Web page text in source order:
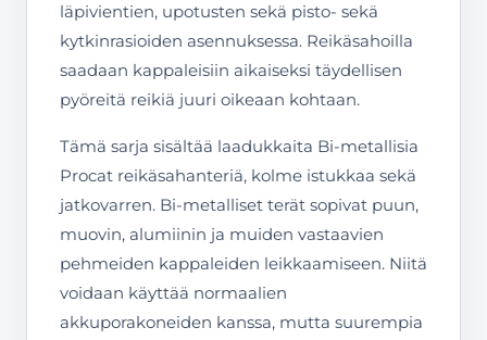
läpivientien, upotusten sekä pisto- sekä
kytkinrasioiden asennuksessa. Reikäsahoilla
saadaan kappaleisiin aikaiseksi täydellisen
pyöreitä reikiä juuri oikeaan kohtaan.
Tämä sarja sisältää laadukkaita Bi-metallisia
Procat reikäsahanteriä, kolme istukkaa sekä
jatkovarren. Bi-metalliset terät sopivat puun,
muovin, alumiinin ja muiden vastaavien
pehmeiden kappaleiden leikkaamiseen. Niitä
voidaan käyttää normaalien
akkuporakoneiden kanssa, mutta suurempia